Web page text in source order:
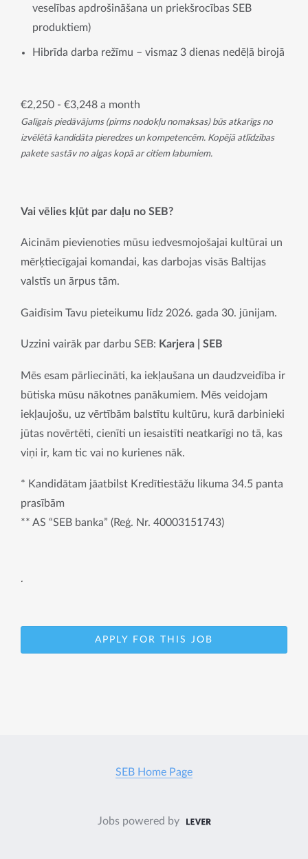
veselības apdrošināšana un priekšrocības SEB
produktiem)
Hibrīda darba režīmu – vismaz 3 dienas nedēļā birojā
€2,250 - €3,248 a month
Galīgais piedāvājums (pirms nodokļu nomaksas) būs atkarīgs no
izvēlētā kandidāta pieredzes un kompetencēm. Kopējā atlīdzības
pakete sastāv no algas kopā ar citiem labumiem.
Vai vēlies kļūt par daļu no SEB?
Aicinām pievienoties mūsu iedvesmojošajai kultūrai un
mērķtiecīgajai komandai, kas darbojas visās Baltijas
valstīs un ārpus tām.
Gaidīsim Tavu pieteikumu līdz 2026. gada 30. jūnijam.
Uzzini vairāk par darbu SEB: Karjera | SEB
Mēs esam pārliecināti, ka iekļaušana un daudzveidība ir
būtiska mūsu nākotnes panākumiem. Mēs veidojam
iekļaujošu, uz vērtībām balstītu kultūru, kurā darbinieki
jūtas novērtēti, cienīti un iesaistīti neatkarīgi no tā, kas
viņi ir, kam tic vai no kurienes nāk.
* Kandidātam jāatbilst Kredītiestāžu likuma 34.5 panta
prasībām
** AS “SEB banka” (Reģ. Nr. 40003151743)
.
APPLY FOR THIS JOB
SEB Home Page
Jobs powered by